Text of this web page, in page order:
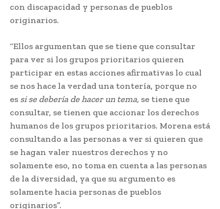
con discapacidad y personas de pueblos
originarios.
“Ellos argumentan que se tiene que consultar
para ver si los grupos prioritarios quieren
participar en estas acciones afirmativas lo cual
se nos hace la verdad una tontería, porque no
es si se debería de hacer un tema, se tiene que
consultar, se tienen que accionar los derechos
humanos de los grupos prioritarios. Morena está
consultando a las personas a ver si quieren que
se hagan valer nuestros derechos y no
solamente eso, no toma en cuenta a las personas
de la diversidad, ya que su argumento es
solamente hacia personas de pueblos
originarios”.